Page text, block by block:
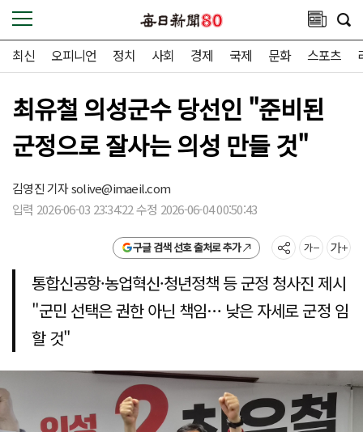
최신 오피니언 정치 사회 경제 국제 문화 스포츠
최유철 의성군수 당선인 "준비된
군정으로 잘사는 의성 만들 것"
김영진 기자solive@imaeil.com
입력 2026-06-03 23:34:22 수정 2026-06-04 00:50:43
구글 검색 선호 출처로 추가
통합신공항·농업혁신·청년정책 등 군정 청사진 제시
"군민 선택은 권한 아닌 책임… 낮은 자세로 군정 임
할 것"